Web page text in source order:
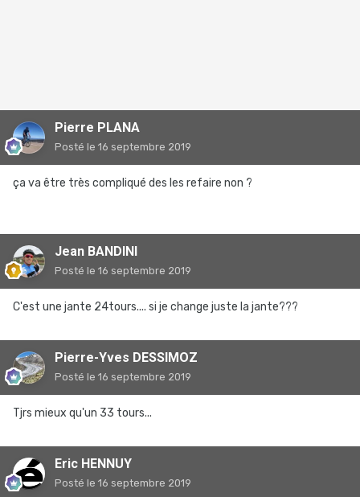
Pierre PLANA
Posté le 16 septembre 2019
ça va être très compliqué des les refaire non ?
Jean BANDINI
Posté le 16 septembre 2019
C'est une jante 24tours.... si je change juste la jante???
Pierre-Yves DESSIMOZ
Posté le 16 septembre 2019
Tjrs mieux qu'un 33 tours...
Eric HENNUY
Posté le 16 septembre 2019